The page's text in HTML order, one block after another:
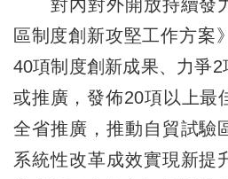
對內對外開放持續發
區制度創新攻堅工作方案
40項制度創新成果、力爭
或推廣，發佈20項以上最
全省推廣，推動自貿試驗
系統性改革成效實現新提